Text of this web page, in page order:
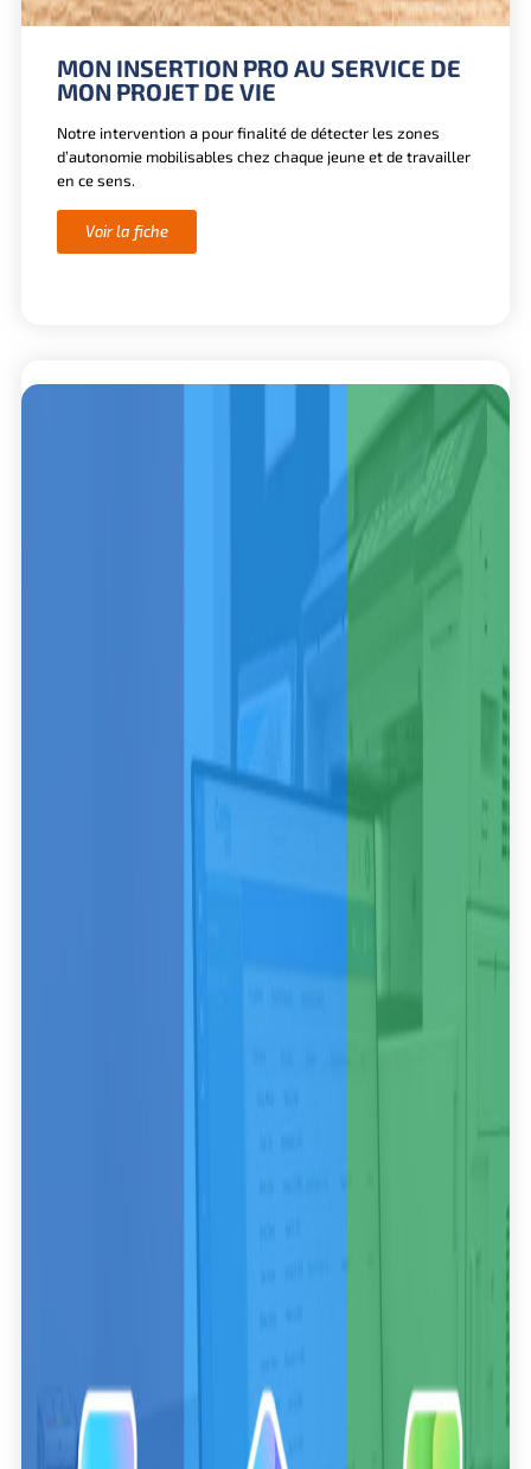
MON INSERTION PRO AU SERVICE DE
MON PROJET DE VIE
Notre intervention a pour finalité de détecter les zones
d’autonomie mobilisables chez chaque jeune et de travailler
en ce sens.
Voir la fiche